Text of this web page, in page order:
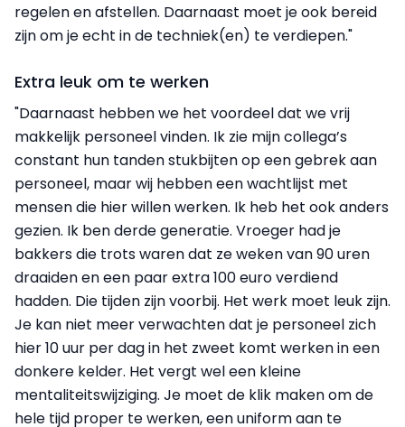
regelen en afstellen. Daarnaast moet je ook bereid
zijn om je echt in de techniek(en) te verdiepen."
Extra leuk om te werken
"Daarnaast hebben we het voordeel dat we vrij
makkelijk personeel vinden. Ik zie mijn collega’s
constant hun tanden stukbijten op een gebrek aan
personeel, maar wij hebben een wachtlijst met
mensen die hier willen werken. Ik heb het ook anders
gezien. Ik ben derde generatie. Vroeger had je
bakkers die trots waren dat ze weken van 90 uren
draaiden en een paar extra 100 euro verdiend
hadden. Die tijden zijn voorbij. Het werk moet leuk zijn.
Je kan niet meer verwachten dat je personeel zich
hier 10 uur per dag in het zweet komt werken in een
donkere kelder. Het vergt wel een kleine
mentaliteitswijziging. Je moet de klik maken om de
hele tijd proper te werken, een uniform aan te